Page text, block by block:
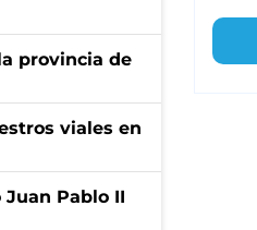
provincia de
viales en
Pablo II